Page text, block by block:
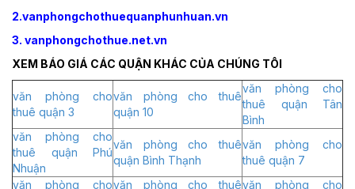
2.vanphongchothuequanphunhuan.vn
3. vanphongchothue.net.vn
XEM BÁO GIÁ CÁC QUẬN KHÁC CỦA CHÚNG TÔI
văn phòng cho
thuê quận 3
văn phòng cho thuê
quận 10
văn phòng cho
thuê quận Tân
Bình
văn phòng cho
thuê quận Phú
Nhuận
văn phòng cho thuê
quận Bình Thạnh
văn phòng cho
thuê quận 7
văn phòng chovăn phòng cho thuêvăn phòng cho